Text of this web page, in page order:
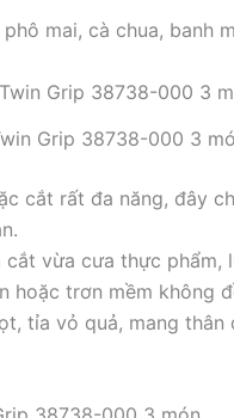
mai, cà chua, banh
Grip 38738-000 3
cắt rất đa năng, đây
vừa cưa thực phẩm,
hoặc trơn mềm không
tỉa vỏ quả, mang thân